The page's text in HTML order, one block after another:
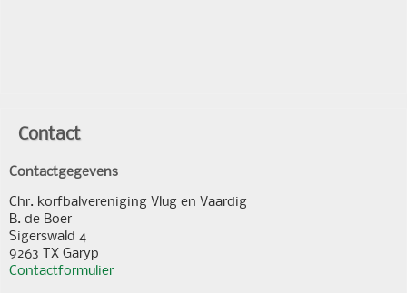
Contact
Contactgegevens
Chr. korfbalvereniging Vlug en Vaardig
B. de Boer
Sigerswald 4
9263 TX Garyp
Contactformulier